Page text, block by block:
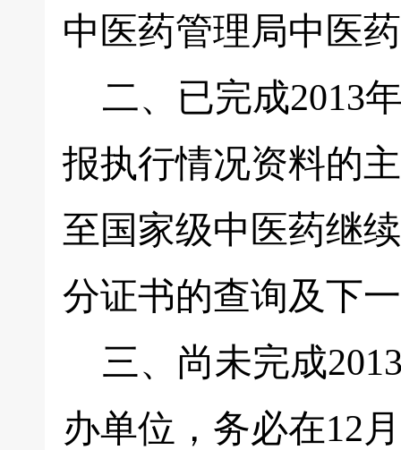
中医药管理局中医
二、已完成2013
报执行情况资料的
至国家级中医药继
分证书的查询及下
三、尚未完成
办单位，务必在12